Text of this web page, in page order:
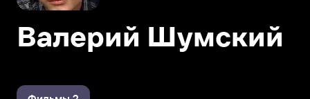
Валерий Шумский